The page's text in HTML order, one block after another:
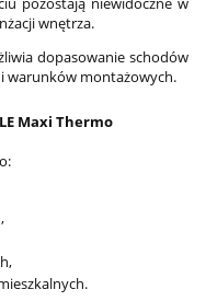
wnętrza.
dopasowanie schodów
warunków montażowych.
Maxi Thermo